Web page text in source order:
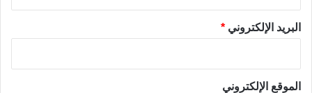
البريد الإلكتروني *
الموقع الإلكتروني